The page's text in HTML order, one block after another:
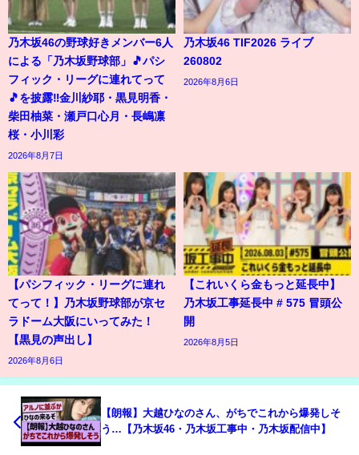
乃木坂46の野球好きメンバー6人
による「乃木坂野球部」🎵パシ
フィック・リーグに連れてって
🎵を披露‼️金川紗耶・黒見明香・
柴田柚菜・瀬戸口心月・長嶋凛
桜・小川彩
2026年8月7日
乃木坂46 TIF2026 ライブ
260802
2026年8月6日
【パシフィック・リーグに連れ
てって！】乃木坂野球部が京セ
ラドーム大阪にいってみた！
【黒見の声出し】
2026年8月6日
【これいくら金もっと延長中】
乃木坂工事延長中 # 575 冒頭公
開
2026年8月5日
【朗報】大越ひなのさん、がちでこれから爆発しそ
う…【乃木坂46・乃木坂工事中・乃木坂配信中】